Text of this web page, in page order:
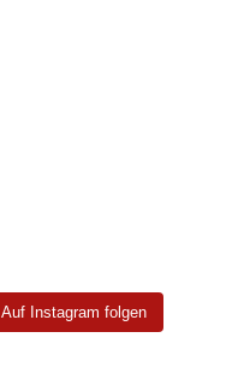
Auf Instagram folgen